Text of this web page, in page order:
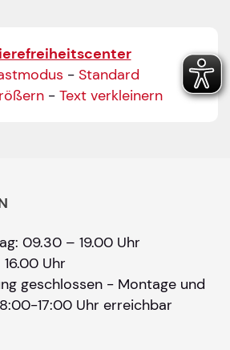
- Standard
- Text verkleinern
09.30 – 19.00 Uhr
Uhr
geschlossen - Montage und
17:00 Uhr erreichbar